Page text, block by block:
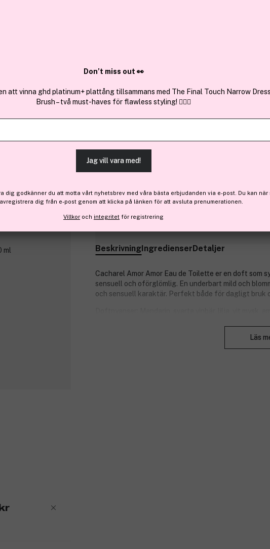
✓ Över 1,5 miljon kunder
Cacharel
Amor Amor Eau De Toilette For
(24)
-15% Bara 5 på lager
Före: 361 kr
BeskrivningIngredienserDetaljer
Cacharel Amor Amor Eau de Toilette er en doft som
sensuell och oförglömlig. En underbart mild och
och sensuell karaktär. Perfekt både för dagligt bruk
Läs
Don’t miss out 👀
att vinna ghd platinum+ plattång tillsammans med The Final Touch Narrow
Brush – två must-haves för flawless styling! 💇‍♀️✨
Jag vill vara med!
dig godkänner du att motta vårt nyhetsbrev med våra bästa erbjudanden via e-post. Du kan när
dig från e-post genom att klicka på länken för att avsluta prenumerationen.
Villkor och integritet för registrering